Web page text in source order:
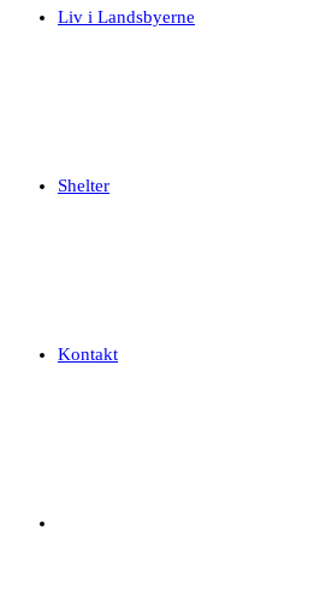
Liv i Landsbyerne
Shelter
Kontakt